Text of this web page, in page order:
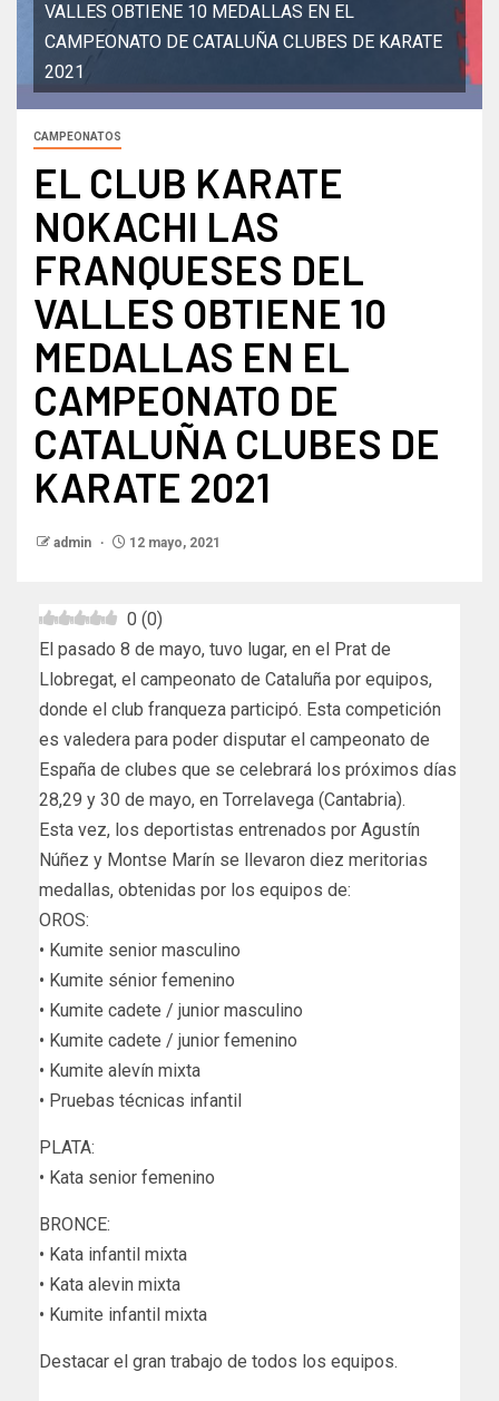
VALLES OBTIENE 10 MEDALLAS EN EL
CAMPEONATO DE CATALUÑA CLUBES DE KARATE
2021
CAMPEONATOS
EL CLUB KARATE
NOKACHI LAS
FRANQUESES DEL
VALLES OBTIENE 10
MEDALLAS EN EL
CAMPEONATO DE
CATALUÑA CLUBES DE
KARATE 2021
admin 12 mayo, 2021
0 (0)
El pasado 8 de mayo, tuvo lugar, en el Prat de
Llobregat, el campeonato de Cataluña por equipos,
donde el club franqueza participó. Esta competición
es valedera para poder disputar el campeonato de
España de clubes que se celebrará los próximos días
28,29 y 30 de mayo, en Torrelavega (Cantabria).
Esta vez, los deportistas entrenados por Agustín
Núñez y Montse Marín se llevaron diez meritorias
medallas, obtenidas por los equipos de:
OROS:
• Kumite senior masculino
• Kumite sénior femenino
• Kumite cadete / junior masculino
• Kumite cadete / junior femenino
• Kumite alevín mixta
• Pruebas técnicas infantil
PLATA:
• Kata senior femenino
BRONCE:
• Kata infantil mixta
• Kata alevin mixta
• Kumite infantil mixta
Destacar el gran trabajo de todos los equipos.